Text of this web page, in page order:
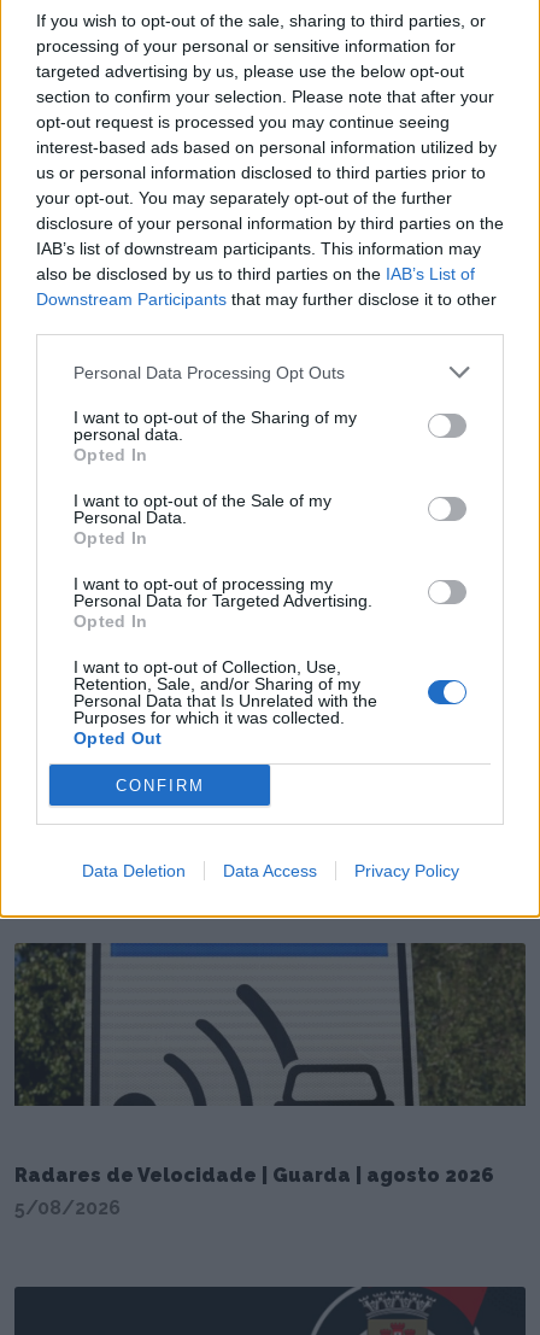
If you wish to opt-out of the sale, sharing to third parties, or
processing of your personal or sensitive information for
targeted advertising by us, please use the below opt-out
section to confirm your selection. Please note that after your
opt-out request is processed you may continue seeing
interest-based ads based on personal information utilized by
us or personal information disclosed to third parties prior to
your opt-out. You may separately opt-out of the further
disclosure of your personal information by third parties on the
IAB’s list of downstream participants. This information may
also be disclosed by us to third parties on the IAB’s List of
Downstream Participants that may further disclose it to other
Personal Data Processing Opt Outs
I want to opt-out of the Sharing of my
personal data.
Opted In
I want to opt-out of the Sale of my
Personal Data.
Opted In
I want to opt-out of processing my
Personal Data for Targeted Advertising.
Opted In
I want to opt-out of Collection, Use,
Retention, Sale, and/or Sharing of my
Personal Data that Is Unrelated with the
Purposes for which it was collected.
Opted Out
CONFIRM
Data Deletion Data Access Privacy Policy
Últimas Notícias
Indivíduo de 18 anos detido por incêndio
florestal
7/08/2026
Manuel Fonseca é o novo diretor delegado da
APAL–SIM
6/08/2026
Radares de Velocidade | Guarda | agosto 2026
5/08/2026